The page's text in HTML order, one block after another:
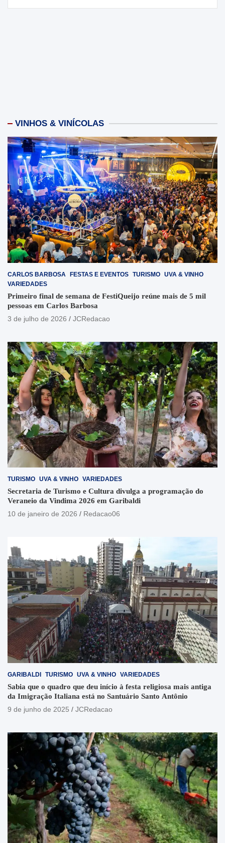
VINHOS & VINÍCOLAS
CARLOS BARBOSA FESTAS E EVENTOS TURISMO UVA & VINHO
VARIEDADES
Primeiro final de semana de FestiQueijo reúne mais de 5 mil
pessoas em Carlos Barbosa
3 de julho de 2026
JCRedacao
TURISMO UVA & VINHO VARIEDADES
Secretaria de Turismo e Cultura divulga a programação do
Veraneio da Vindima 2026 em Garibaldi
10 de janeiro de 2026
Redacao06
GARIBALDI TURISMO UVA & VINHO VARIEDADES
Sabia que o quadro que deu início à festa religiosa mais antiga
da Imigração Italiana está no Santuário Santo Antônio
9 de junho de 2025
JCRedacao